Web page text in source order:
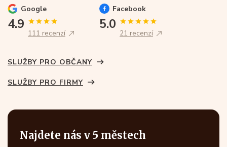
Google
4.9
111 recenzí
Facebook
5.0
21 recenzí
SLUŽBY PRO OBČANY
SLUŽBY PRO FIRMY
Najdete nás v 5 městech